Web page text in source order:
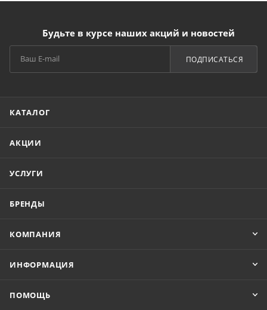
Будьте в курсе наших акций и новостей
ПОДПИСАТЬСЯ
КАТАЛОГ
АКЦИИ
УСЛУГИ
БРЕНДЫ
КОМПАНИЯ
ИНФОРМАЦИЯ
ПОМОЩЬ